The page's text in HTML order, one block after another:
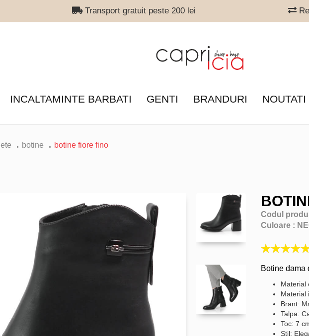
Transport gratuit peste 200 lei
INCALTAMINTE BARBATI GENTI BRANDURI NOUTATI
botine botine fiore fino
Codul
Culoare :
Botine
Material
Material
Brant:
Talpa:
Toc: 7
Stil: